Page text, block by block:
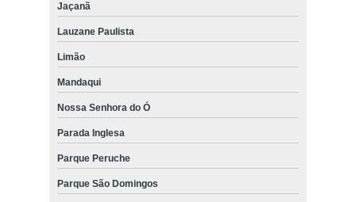
Jaçanã
Lauzane Paulista
Limão
Mandaqui
Nossa Senhora do Ó
Parada Inglesa
Parque Peruche
Parque São Domingos